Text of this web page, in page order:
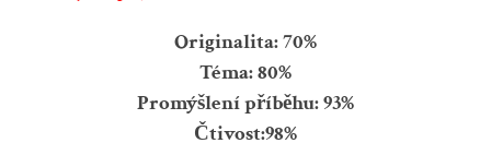
Originalita: 70%
Téma: 80%
Promýšlení příběhu: 93%
Čtivost:98%